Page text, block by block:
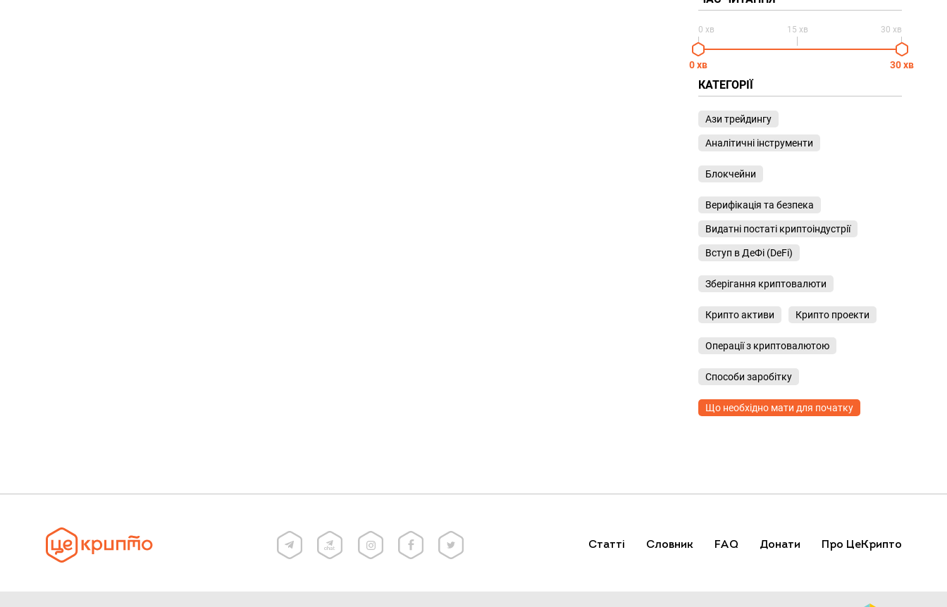
0 хв 15 хв 30 хв
0 хв 30 хв
КАТЕГОРІЇ
Ази трейдингу
Аналітичні інструменти
Блокчейни
Верифікація та безпека
Видатні постаті криптоіндустрії
Вступ в ДеФі (DeFi)
Зберігання криптовалюти
Крипто активи Крипто проекти
Операції з криптовалютою
Способи заробітку
Що необхідно мати для початку
Статті Словник FAQ Донати Про ЦеКрипто